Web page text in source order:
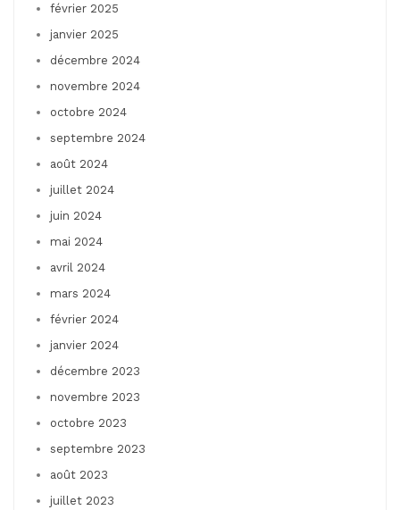
février 2025
janvier 2025
décembre 2024
novembre 2024
octobre 2024
septembre 2024
août 2024
juillet 2024
juin 2024
mai 2024
avril 2024
mars 2024
février 2024
janvier 2024
décembre 2023
novembre 2023
octobre 2023
septembre 2023
août 2023
juillet 2023